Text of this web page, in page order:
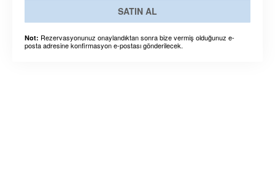
SATIN AL
Not: Rezervasyonunuz onaylandıktan sonra bize vermiş olduğunuz e-
posta adresine konfirmasyon e-postası gönderilecek.